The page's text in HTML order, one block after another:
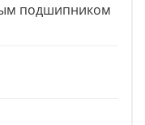
подшипником